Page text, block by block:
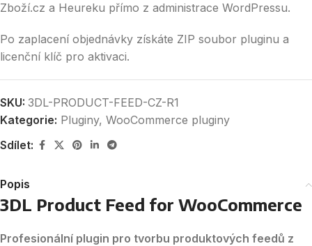
Zboží.cz a Heureku přímo z administrace WordPressu.
Po zaplacení objednávky získáte ZIP soubor pluginu a
licenční klíč pro aktivaci.
SKU: 3DL-PRODUCT-FEED-CZ-R1
Kategorie: Pluginy, WooCommerce pluginy
Sdílet:
Popis
3DL Product Feed for WooCommerce
Profesionální plugin pro tvorbu produktových feedů z